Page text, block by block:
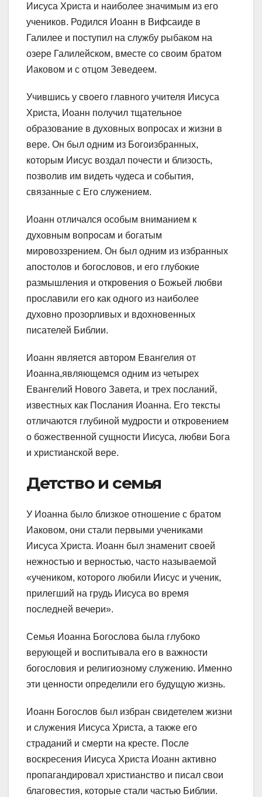
Иисуса Христа и наиболее значимым из его
учеников. Родился Иоанн в Вифсаиде в
Галилее и поступил на службу рыбаком на
озере Галилейском, вместе со своим братом
Иаковом и с отцом Зеведеем.
Учившись у своего главного учителя Иисуса
Христа, Иоанн получил тщательное
образование в духовных вопросах и жизни в
вере. Он был одним из Богоизбранных,
которым Иисус воздал почести и близость,
позволив им видеть чудеса и события,
связанные с Его служением.
Иоанн отличался особым вниманием к
духовным вопросам и богатым
мировоззрением. Он был одним из избранных
апостолов и богословов, и его глубокие
размышления и откровения о Божьей любви
прославили его как одного из наиболее
духовно прозорливых и вдохновенных
писателей Библии.
Иоанн является автором Евангелия от
Иоанна,являющемся одним из четырех
Евангелий Нового Завета, и трех посланий,
известных как Послания Иоанна. Его тексты
отличаются глубиной мудрости и откровением
о божественной сущности Иисуса, любви Бога
и христианской вере.
Детство и семья
У Иоанна было близкое отношение с братом
Иаковом, они стали первыми учениками
Иисуса Христа. Иоанн был знаменит своей
нежностью и верностью, часто называемой
«учеником, которого любили Иисус и ученик,
прилегший на грудь Иисуса во время
последней вечери».
Семья Иоанна Богослова была глубоко
верующей и воспитывала его в важности
богословия и религиозному служению. Именно
эти ценности определили его будущую жизнь.
Иоанн Богослов был избран свидетелем жизни
и служения Иисуса Христа, а также его
страданий и смерти на кресте. После
воскресения Иисуса Христа Иоанн активно
пропагандировал христианство и писал свои
благовестия, которые стали частью Библии.